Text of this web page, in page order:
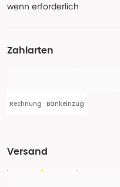
wenn erforderlich
Zahlarten
Rechnung Bankeinzug
Versand